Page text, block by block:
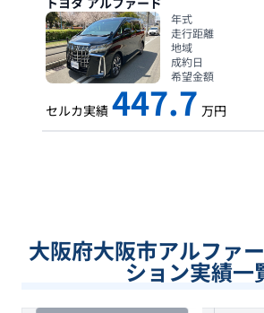
年式
走行距離
地域
成約日
希望金額
セルカ実績 447.7 万円
大阪府大阪市アルファ
ション実績一